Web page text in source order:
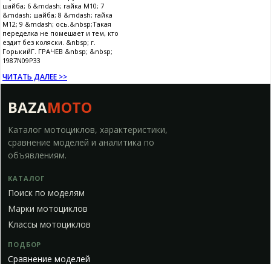
шайба; 6 &mdash; гайка М10; 7
&mdash; шайба; 8 &mdash; гайка
М12; 9 &mdash; ось.&nbsp;Такая
переделка не помешает и тем, кто
ездит без коляски. &nbsp; г.
ГорькийГ. ГРАЧЕВ &nbsp; &nbsp;
1987N09P33
ЧИТАТЬ ДАЛЕЕ >>
BAZAMOTO
Каталог мотоциклов, характеристики,
сравнение моделей и аналитика по
объявлениям.
КАТАЛОГ
Поиск по моделям
Марки мотоциклов
Классы мотоциклов
ПОДБОР
Сравнение моделей